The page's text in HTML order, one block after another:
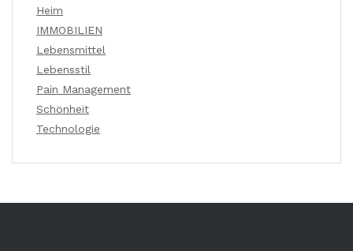
Heim
IMMOBILIEN
Lebensmittel
Lebensstil
Pain Management
Schönheit
Technologie